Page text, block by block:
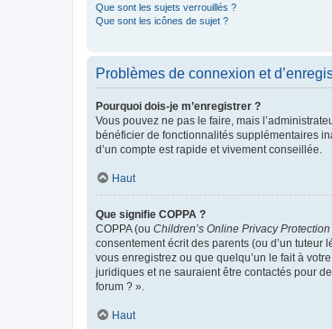
Que sont les sujets verrouillés ?
Que sont les icônes de sujet ?
Problèmes de connexion et
Pourquoi dois-je m’enregistrer ?
Vous pouvez ne pas le faire, mais
bénéficier de fonctionnalités supplémentaires
d’un compte est rapide et vivement conseillée.
Haut
Que signifie COPPA ?
COPPA (ou Children’s Online Privacy Protection
consentement écrit des parents (ou d’un tuteur
vous enregistrez ou que quelqu’un le fait à
juridiques et ne sauraient être contactés pour
forum ? ».
Haut